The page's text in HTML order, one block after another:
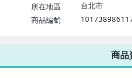
所在地區
台北市
商品編號
7-ELEVEN 運費只要
不限金額、筆數，
商品